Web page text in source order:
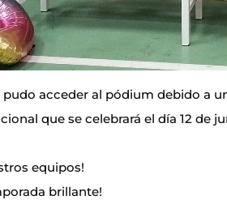
pudo acceder al pódium debido a
que se celebrará el día 12 de
equipos!
brillante!